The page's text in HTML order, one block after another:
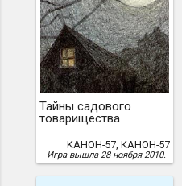
Тайны садового
товарищества
KAHOH-57, КАНОН-57
Игра вышла 28 ноября 2010.